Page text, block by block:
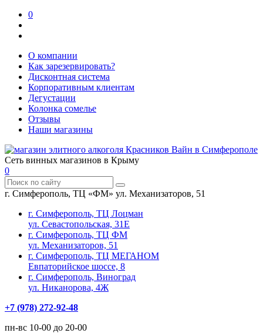
0
О компании
Как зарезервировать?
Дисконтная система
Корпоративным клиентам
Дегустации
Колонка сомелье
Отзывы
Наши магазины
Сеть винных магазинов в Крыму
0
г. Симферополь, ТЦ «ФМ» ул. Механизаторов, 51
г. Симферополь, ТЦ Лоцман
ул. Севастопольская, 31Е
г. Симферополь, ТЦ ФМ
ул. Механизаторов, 51
г. Симферополь, ТЦ МЕГАНОМ
Евпаторийское шоссе, 8
г. Симферополь, Виноград
ул. Никанорова, 4Ж
+7 (978) 272-92-48
пн-вс 10-00 до 20-00